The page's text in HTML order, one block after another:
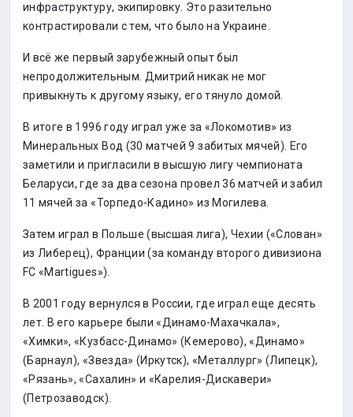
инфраструктуру, экипировку. Это разительно
контрастировали с тем, что было на Украине.
И всё же первый зарубежный опыт был
непродолжительным. Дмитрий никак не мог
привыкнуть к другому языку, его тянуло домой.
В итоге в 1996 году играл уже за «Локомотив» из
Минеральных Вод (30 матчей 9 забитых мячей). Его
заметили и пригласили в высшую лигу чемпионата
Беларуси, где за два сезона провел 36 матчей и забил
11 мячей за «Торпедо-Кадино» из Могилева.
Затем играл в Польше (высшая лига), Чехии («Слован»
из Либерец), Франции (за команду второго дивизиона
FC «Martigues»).
В 2001 году вернулся в России, где играл еще десять
лет. В его карьере были «Динамо-Махачкала»,
«Химки», «Кузбасс-Динамо» (Кемерово), «Динамо»
(Барнаул), «Звезда» (Иркутск), «Металлург» (Липецк),
«Рязань», «Сахалин» и «Карелия-Дискавери»
(Петрозаводск).